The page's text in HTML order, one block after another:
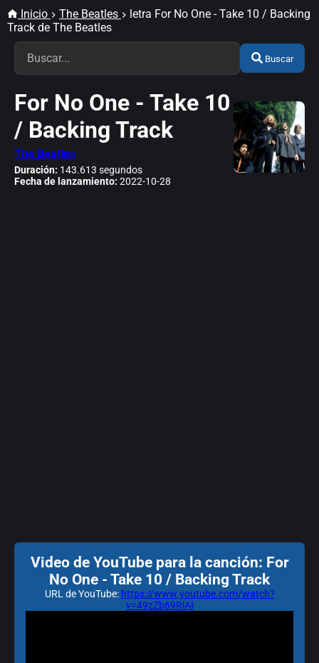
Inicio The Beatles
letra For No One - Take 10 / Backing
Track de The Beatles
Buscar
For No One - Take 10
/ Backing Track
The Beatles
Duración: 143.613 segundos
Fecha de lanzamiento: 2022-10-28
Video de YouTube para la canción: For
No One - Take 10 / Backing Track
URL de YouTube: https://www.youtube.com/watch?
v=49zZb69RlAI